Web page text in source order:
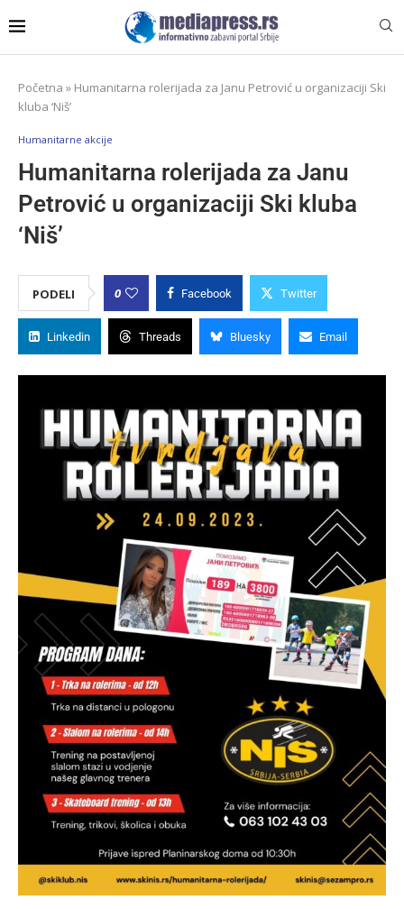
Početna » Humanitarna rolerijada za Janu Petrović u organizaciji Ski
kluba ‘Niš’
Humanitarne akcije
Humanitarna rolerijada za Janu
Petrović u organizaciji Ski kluba
‘Niš’
PODELI 0 Facebook Twitter
Linkedin Threads Bluesky Email